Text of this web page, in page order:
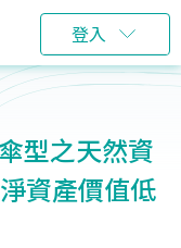
登入
型之天然資
資產價值低